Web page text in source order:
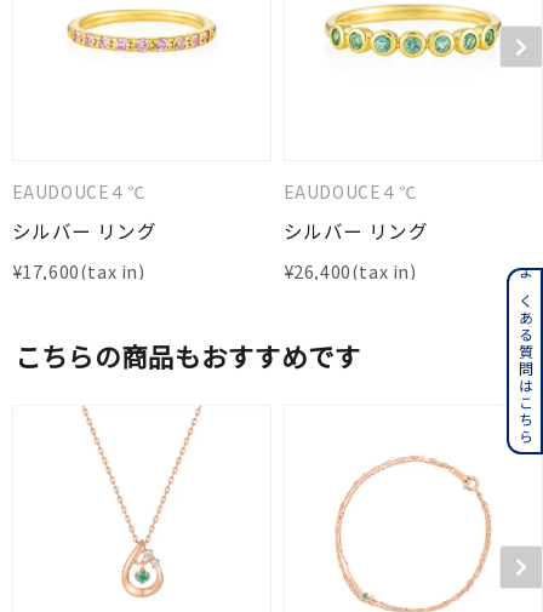
EAUDOUCE４℃
シルバー リング
¥17,600
EAUDOUCE４℃
シルバー リング
¥26,400
こちらの商品もおすすめです よくある質問はこちら